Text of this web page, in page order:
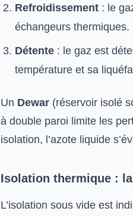
Refroidissement : le
échangeurs thermiques.
Détente : le gaz est
température et sa
Un Dewar (réservoir isolé
à double paroi limite les
isolation, l’azote liquide
Isolation thermique :
L’isolation sous vide est